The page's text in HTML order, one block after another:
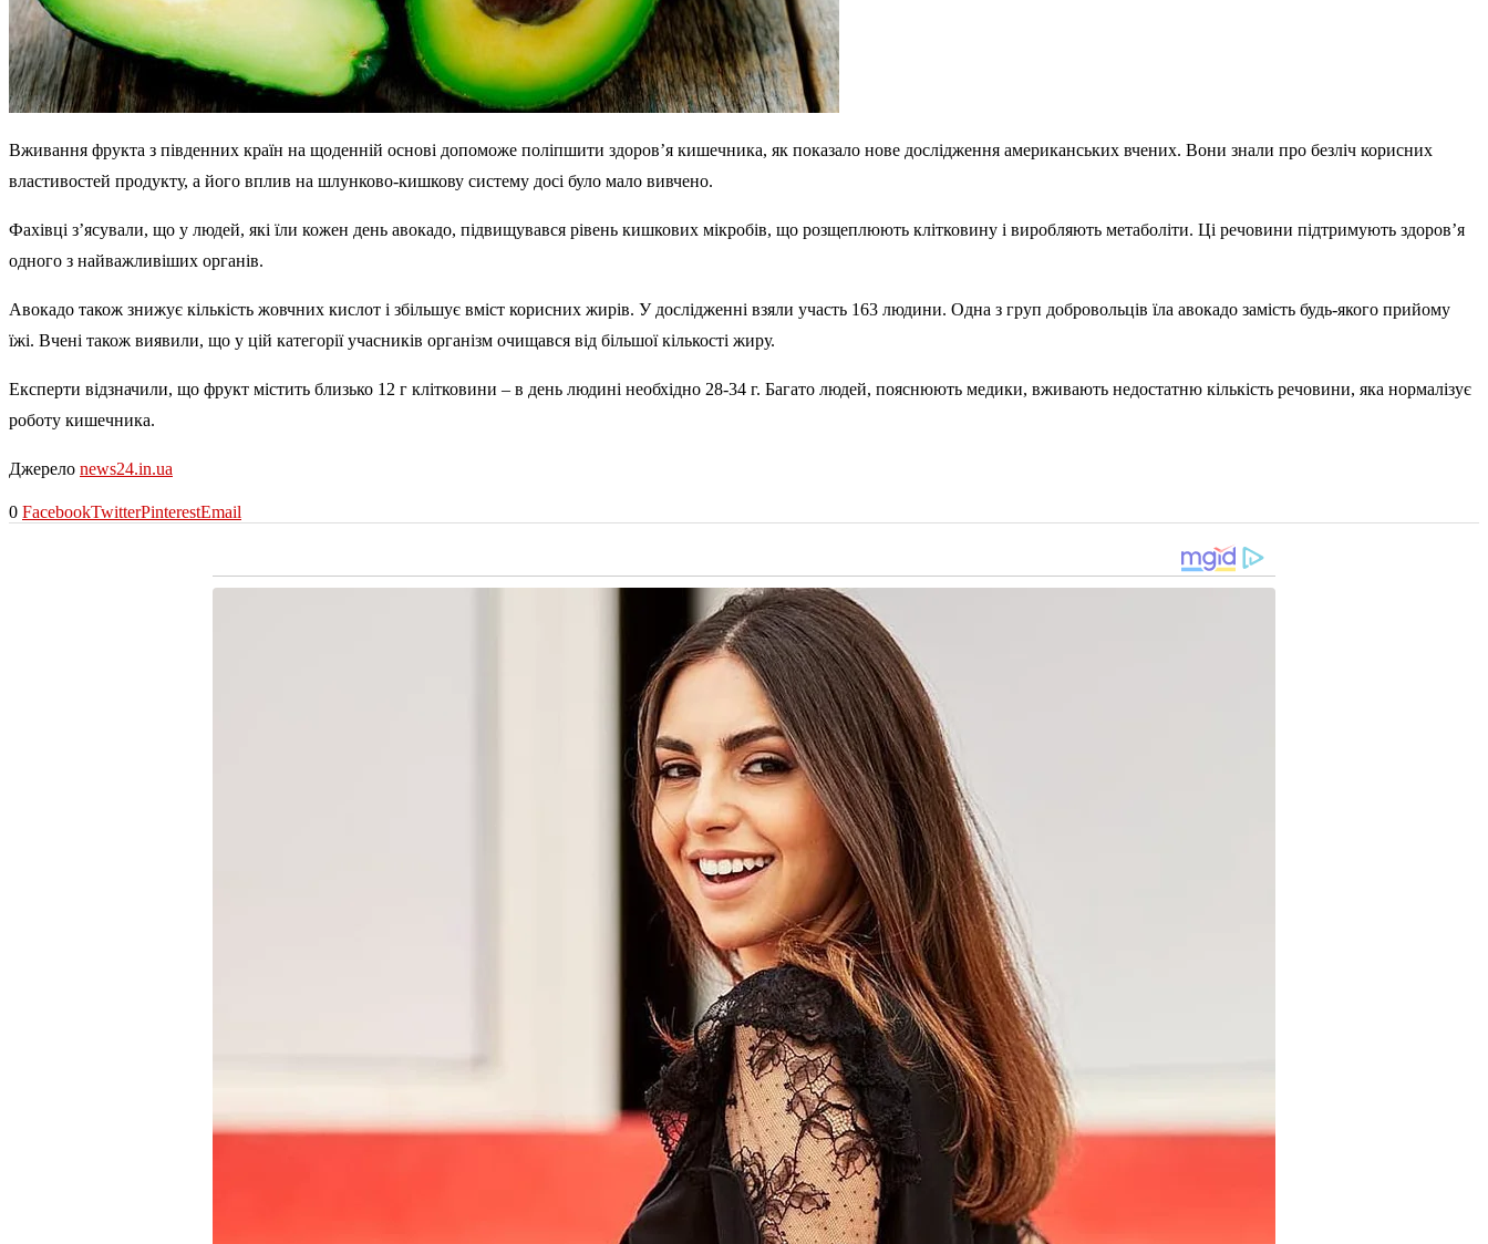
Вживання фрукта з південних країн на щоденній основі допоможе поліпшити здоров’я кишечника, як показало нове дослідження американських вчених. Вони знали про безліч корисних
властивостей продукту, а його вплив на шлунково-кишкову систему досі було мало вивчено.
Фахівці з’ясували, що у людей, які їли кожен день авокадо, підвищувався рівень кишкових мікробів, що розщеплюють клітковину і виробляють метаболіти. Ці речовини підтримують здоров’я
одного з найважливіших органів.
Авокадо також знижує кількість жовчних кислот і збільшує вміст корисних жирів. У дослідженні взяли участь 163 людини. Одна з груп добровольців їла авокадо замість будь-якого прийому
їжі. Вчені також виявили, що у цій категорії учасників організм очищався від більшої кількості жиру.
Експерти відзначили, що фрукт містить близько 12 г клітковини – в день людині необхідно 28-34 г. Багато людей, пояснюють медики, вживають недостатню кількість речовини, яка нормалізує
роботу кишечника.
Джерело news24.in.ua
0 FacebookTwitterPinterestEmail